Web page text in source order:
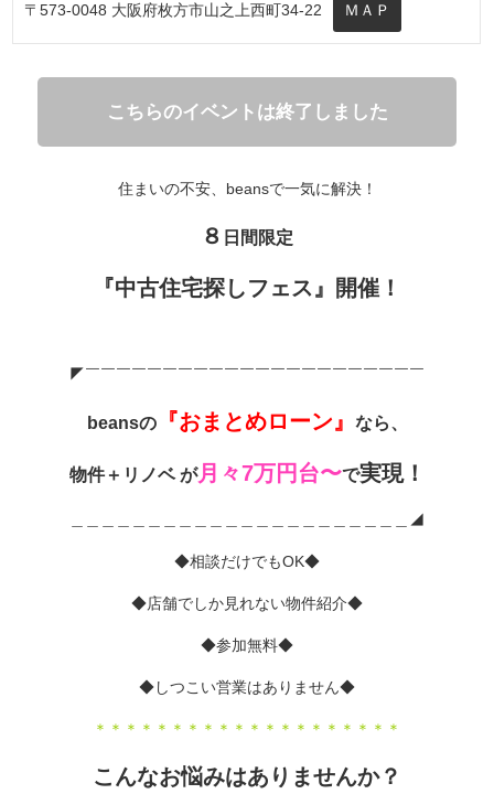
〒573-0048 大阪府枚方市山之上西町34-22 ＭＡＰ
こちらのイベントは終了しました
住まいの不安、beansで一気に解決！
８ 日間限定
『中古住宅探しフェス』開催！
◤￣￣￣￣￣￣￣￣￣￣￣￣￣￣￣￣￣￣￣￣￣￣
beansの『おまとめローン』 なら、
物件＋リノベが月々7万円台〜で実現！
＿＿＿＿＿＿＿＿＿＿＿＿＿＿＿＿＿＿＿＿＿＿◢
◆相談だけでもOK◆
◆店舗でしか見れない物件紹介◆
◆参加無料◆
◆しつこい営業はありません◆
＊＊＊＊＊＊＊＊＊＊＊＊＊＊＊＊＊＊＊＊
こんなお悩みはありませんか？